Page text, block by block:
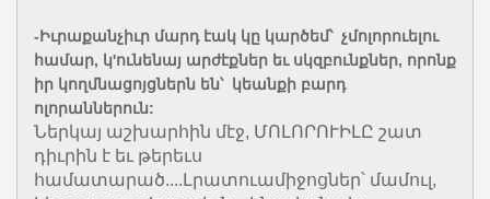
-Իւրաքանչիւր մարդ էակ կը կարծեմ՝ չմոլորուելու
համար, կ'ունենայ արժէքներ եւ սկզբունքներ, որոնք
իր կողմնացոյցներն են՝ կեանքի բարդ
ոլորաններուն:
Ներկայ աշխարհին մէջ, ՄՈԼՈՐՈՒԻԼԸ շատ
դիւրին է եւ թերեւս
համատարած....Լրատուամիջոցներ՝ մամուլ,